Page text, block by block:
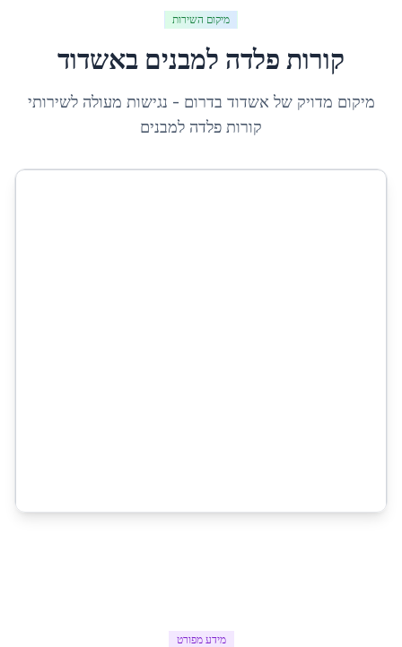
מיקום השירות
קורות פלדה למבנים באשדוד
מיקום מדויק של אשדוד בדרום - נגישות מעולה לשירותי
קורות פלדה למבנים
מידע מפורט